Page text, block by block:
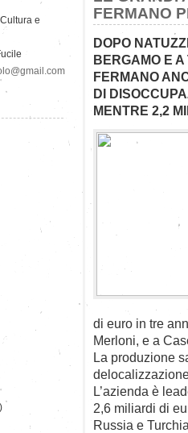
FERMANO
DOPO
BERGAMO E
FERMANO
DI
MENTRE 2,2
di euro in tre
Merloni, e a
La produzione
L’azienda è
2,6 miliardi di
Russia e
e